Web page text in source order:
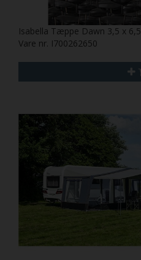
Isabella Tæppe Dawn 3,5 x 6,5
Vare nr. I700262650